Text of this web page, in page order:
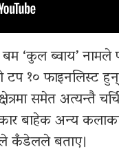
‘कुल ब्वाय’ नामले
१० फाइनलिस्ट
समेत अत्यन्तै
बाहेक अन्य
कँडेलले बताए।